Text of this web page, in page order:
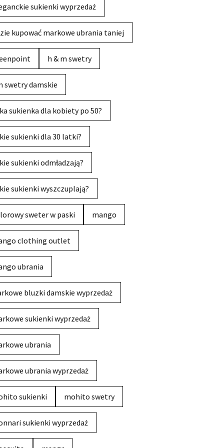
sukienki wyprzedaż
kupować markowe ubrania taniej
h & m swetry
swetry damskie
sukienka dla kobiety po 50?
sukienki dla 30 latki?
sukienki odmładzają?
sukienki wyszczuplają?
sweter w paski mango
clothing outlet
ubrania
bluzki damskie wyprzedaż
sukienki wyprzedaż
ubrania
ubrania wyprzedaż
sukienki mohito swetry
sukienki wyprzedaż